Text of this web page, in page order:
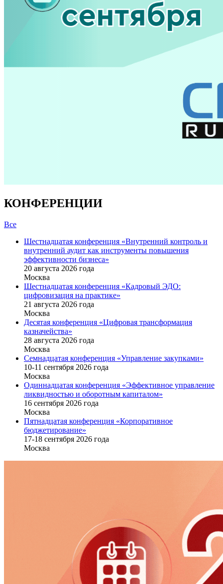
КОНФЕРЕНЦИИ
Все
Шестнадцатая конференция «Внутренний контроль и
внутренний аудит как инструменты повышения
эффективности бизнеса»
20 августа 2026 года
Москва
Шестнадцатая конференция «Кадровый ЭДО:
цифровизация на практике»
21 августа 2026 года
Москва
Десятая конференция «Цифровая трансформация
казначейства»
28 августа 2026 года
Москва
Семнадцатая конференция «Управление закупками»
10-11 сентября 2026 года
Москва
Одиннадцатая конференция «Эффективное управление
ликвидностью и оборотным капиталом»
16 cентября 2026 года
Москва
Пятнадцатая конференция «Корпоративное
бюджетирование»
17-18 сентября 2026 года
Москва